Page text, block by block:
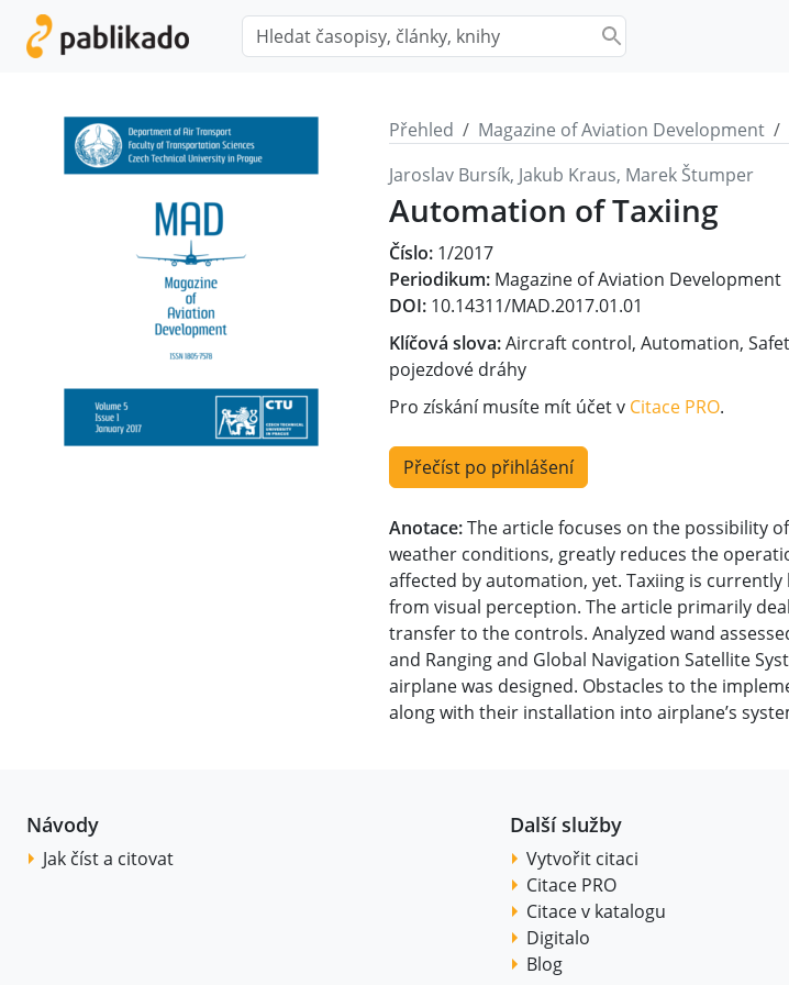
Přehled Magazine of Aviation Development
Jaroslav Bursík, Jakub Kraus, Marek Štumper
Automation of Taxiing
Číslo: 1/2017
Periodikum: Magazine of Aviation Development
DOI: 10.14311/MAD.2017.01.01
Klíčová slova:Aircraft control, Automation,
pojezdové dráhy
Pro získání musíte mít účet v Citace PRO.
Přečíst po přihlášení
Anotace:The article focuses on the possibility
weather conditions, greatly reduces the
affected by automation, yet. Taxiing is
from visual perception. The article primarily
transfer to the controls. Analyzed wand
and Ranging and Global Navigation Satellite
airplane was designed. Obstacles to the
along with their installation into airplane’s
Návody
Jak číst a citovat
Další služby
Vytvořit citaci
Citace PRO
Citace v katalogu
Digitalo
Blog